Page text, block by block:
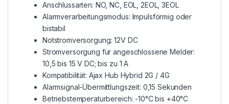
Anschlussarten: NO, NC, EOL, 2EOL, 3EOL
Alarmverarbeitungsmodus: Impulsförmig oder
bistabil
Notstromversorgung: 12V DC
Stromversorgung für angeschlossene Melder:
10,5 bis 15 V DC; bis zu 1 A
Kompatibilität: Ajax Hub Hybrid 2G / 4G
Alarmsignal-Übermittlungszeit: 0,15 Sekunden
Betriebstemperaturbereich: -10°C bis +40°C